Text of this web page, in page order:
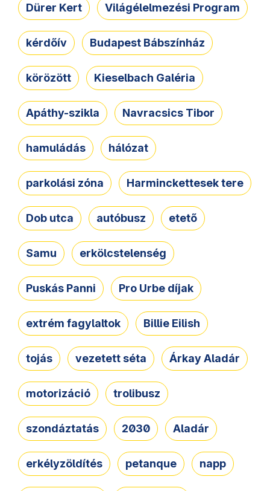
Dürer Kert Világélelmezési Program
kérdőív Budapest Bábszínház
körözött Kieselbach Galéria
Apáthy-szikla Navracsics Tibor
hamuládás hálózat
parkolási zóna Harminckettesek tere
Dob utca autóbusz etető
Samu erkölcstelenség
Puskás Panni Pro Urbe díjak
extrém fagylaltok Billie Eilish
tojás vezetett séta Árkay Aladár
motorizáció trolibusz
szondáztatás 2030 Aladár
erkélyzöldítés petanque napp